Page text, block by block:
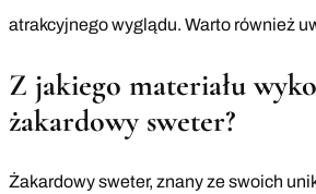
atrakcyjnego wyglądu. Warto również
Z jakiego materiału
żakardowy sweter?
Żakardowy sweter, znany ze swoich